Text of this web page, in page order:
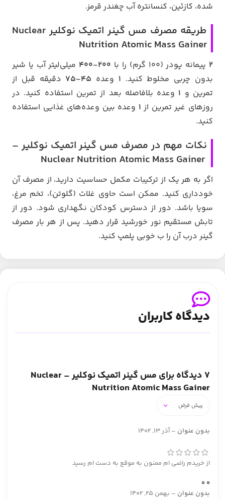
شده، کازئین، کنسانتره آب چغندر قرمز.
طریقه مصرف مس گینر اتمیک نوکلیر Nuclear
Nutrition Atomic Mass Gainer
2 پیمانه پودر (100 گرم) را با 200-400
میلی‌لیتر آب یا شیر
بدون چربی مخلوط کنید. 1 وعده 45-75
دقیقه قبل از
تمرین و 1 وعده بلافاصله بعد از تمرین استفاده کنید. در
روزهای غیر تمرین از 1 وعده بین وعده‌های غذایی استفاده
کنید.
نکات مهم در مصرف مس گینر اتمیک نوکلیر –
اگر به هر یک از ترکیبات مکمل حساسیت دارید، از مصرف آن
خودداری کنید. ممکن است حاوی غلات (گلوتن)، تخم مرغ،
سویا باشد. دور از دسترس کودکان نگهداری شود. دور از
تابش مستقیم نور خورشید قرار دهید. پس از هر بار مصرف
گینر درب آن را ب خوبی پلمپ کنید.
دیدگاه کاربران
7 دیدگاه برای
مس گینر اتمیک نوکلیر – Nuclear
Nutrition Atomic Mass Gainer
بدون عنوان –آذر 13, 1402
از خریدم راضی ام ممنون به موقع به دست ام رسید
0
0
بدون عنوان – بهمن 25, 1402